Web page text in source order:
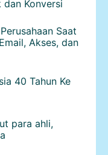
Konversi
Saat
Akses, dan
40 Tahun Ke
para ahli,